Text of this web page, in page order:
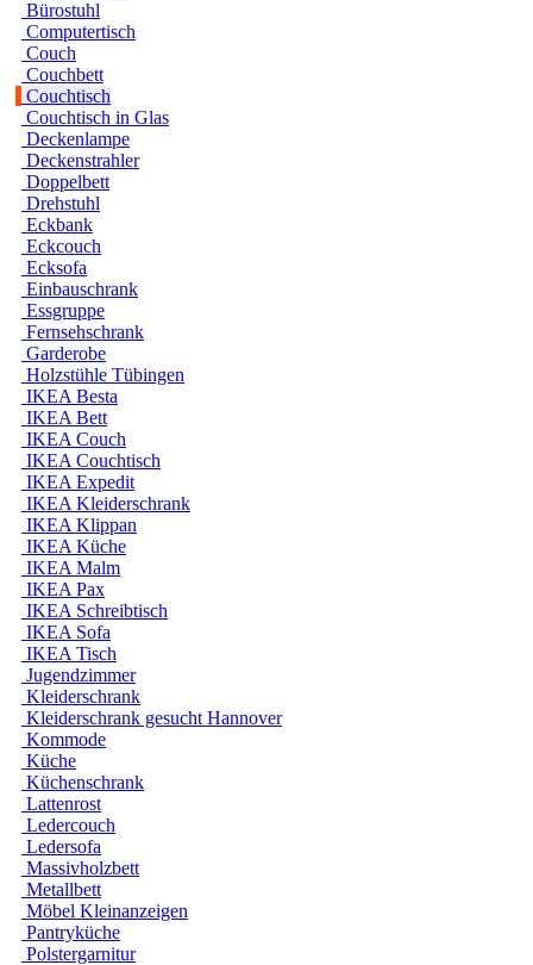
Bürostuhl
Computertisch
Couch
Couchbett
Couchtisch
Couchtisch in Glas
Deckenlampe
Deckenstrahler
Doppelbett
Drehstuhl
Eckbank
Eckcouch
Ecksofa
Einbauschrank
Essgruppe
Fernsehschrank
Garderobe
Holzstühle Tübingen
IKEA Besta
IKEA Bett
IKEA Couch
IKEA Couchtisch
IKEA Expedit
IKEA Kleiderschrank
IKEA Klippan
IKEA Küche
IKEA Malm
IKEA Pax
IKEA Schreibtisch
IKEA Sofa
IKEA Tisch
Jugendzimmer
Kleiderschrank
Kleiderschrank gesucht Hannover
Kommode
Küche
Küchenschrank
Lattenrost
Ledercouch
Ledersofa
Massivholzbett
Metallbett
Möbel Kleinanzeigen
Pantryküche
Polstergarnitur